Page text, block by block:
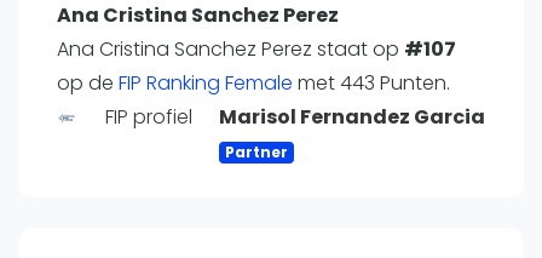
Padel
Forum
Nieuws
Blog artikelen
Ana Cristina Sanchez Perez
Ana Cristina Sanchez Perez staat op #107
op de FIP Ranking Female met 443 Punten.
FIP profiel
Marisol Fernandez Garcia
Partner